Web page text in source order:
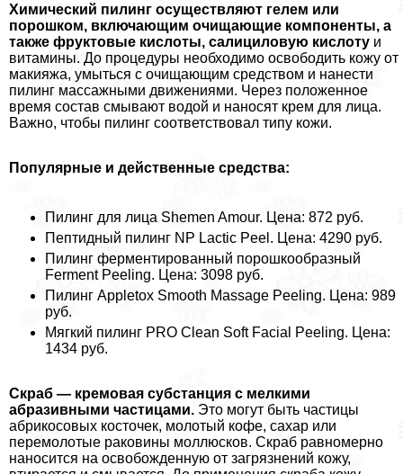
Химический пилинг осуществляют гелем или
порошком, включающим очищающие компоненты, а
также фруктовые кислоты, салициловую кислоту и
витамины. До процедуры необходимо освободить кожу от
макияжа, умыться с очищающим средством и нанести
пилинг массажными движениями. Через положенное
время состав смывают водой и наносят крем для лица.
Важно, чтобы пилинг соответствовал типу кожи.
Популярные и действенные средства:
Пилинг для лица Shemen Amour. Цена: 872 руб.
Пептидный пилинг NP Lactic Peel. Цена: 4290 руб.
Пилинг ферментированный порошкообразный
Ferment Peeling. Цена: 3098 руб.
Пилинг Appletox Smooth Massage Peeling. Цена: 989
руб.
Мягкий пилинг PRO Clean Soft Facial Peeling. Цена:
1434 руб.
Скраб — кремовая субстанция с мелкими
абразивными частицами. Это могут быть частицы
абрикосовых косточек, молотый кофе, сахар или
перемолотые paковины моллюсков. Скраб равномерно
наносится на освобожденную от загрязнений кожу,